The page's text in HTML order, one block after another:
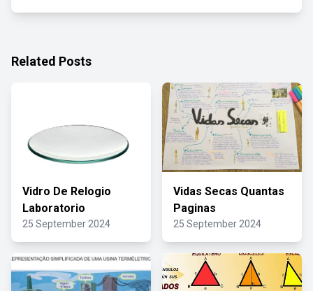
Related Posts
Vidro De Relogio
Laboratorio
25 September 2024
Vidas Secas Quantas
Paginas
25 September 2024